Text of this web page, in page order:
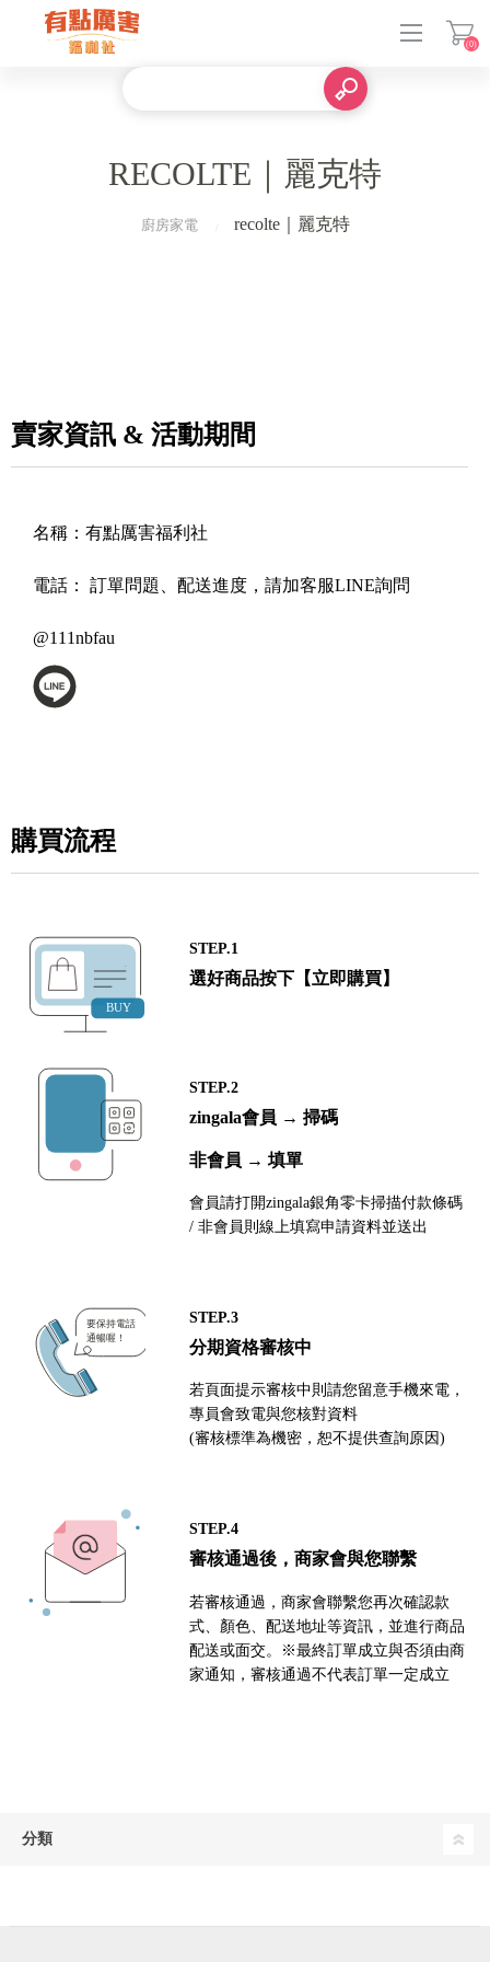
(0)
RECOLTE｜麗克特
廚房家電 recolte｜麗克特
賣家資訊 & 活動期間
名稱： 有點厲害福利社
電話： 訂單問題、配送進度，請加客服LINE詢問
@111nbfau
購買流程
STEP.1
選好商品按下【立即購買】
STEP.2
zingala會員 → 掃碼
非會員 → 填單
會員請打開zingala銀角零卡掃描付款條碼
/ 非會員則線上填寫申請資料並送出
STEP.3
分期資格審核中
若頁面提示審核中則請您留意手機來電，
專員會致電與您核對資料
(審核標準為機密，恕不提供查詢原因)
STEP.4
審核通過後，商家會與您聯繫
若審核通過，商家會聯繫您再次確認款
式、顏色、配送地址等資訊，並進行商品
配送或面交。※最終訂單成立與否須由商
家通知，審核通過不代表訂單一定成立
分類